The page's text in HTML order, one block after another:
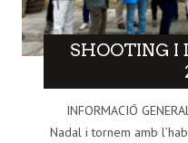
SHOOTING I
INFORMACIÓ
Nadal i tornem amb